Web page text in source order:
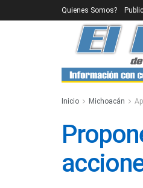
Quienes Somos?
Inicio Michoacán